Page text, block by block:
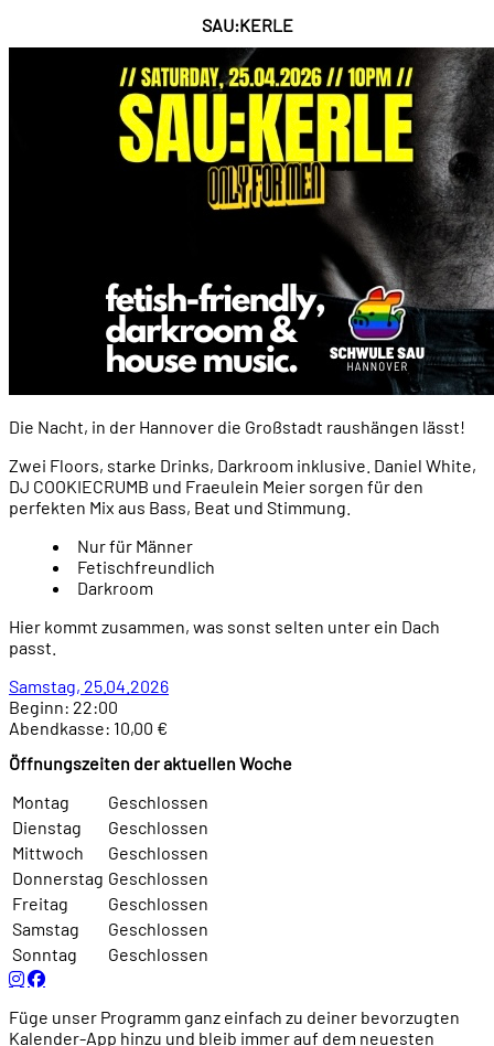
SAU:KERLE
Die Nacht, in der Hannover die Großstadt raushängen lässt!
Zwei Floors, starke Drinks, Darkroom inklusive. Daniel White,
DJ COOKIECRUMB und Fraeulein Meier sorgen für den
perfekten Mix aus Bass, Beat und Stimmung.
Nur für Männer
Fetischfreundlich
Darkroom
Hier kommt zusammen, was sonst selten unter ein Dach
passt.
Samstag, 25.04.2026
Beginn: 22:00
Abendkasse: 10,00 €
Öffnungszeiten der aktuellen Woche
Montag
Geschlossen
Dienstag
Geschlossen
Mittwoch
Geschlossen
Donnerstag Geschlossen
Freitag
Geschlossen
Samstag
Geschlossen
Sonntag
Geschlossen
Füge unser Programm ganz einfach zu deiner bevorzugten
Kalender-App hinzu und bleib immer auf dem neuesten